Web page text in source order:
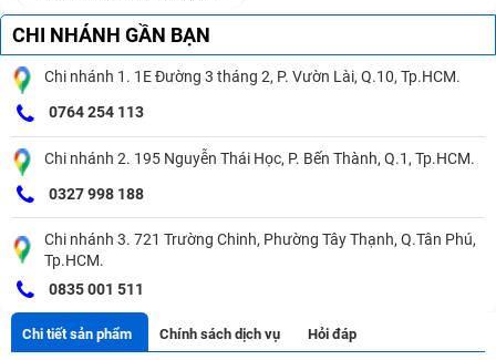
CHI NHÁNH GẦN BẠN
Chi nhánh 1. 1E Đường 3 tháng 2, P. Vườn Lài, Q.10, Tp.HCM.
0764 254 113
Chi nhánh 2. 195 Nguyễn Thái Học, P. Bến Thành, Q.1, Tp.HCM.
0327 998 188
Chi nhánh 3. 721 Trường Chinh, Phường Tây Thạnh, Q.Tân Phú,
Tp.HCM.
0835 001 511
Chi tiết sản phẩm Chính sách dịch vụ Hỏi đáp